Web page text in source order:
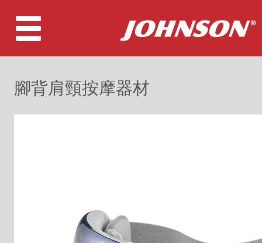
腳背肩頸按摩器材